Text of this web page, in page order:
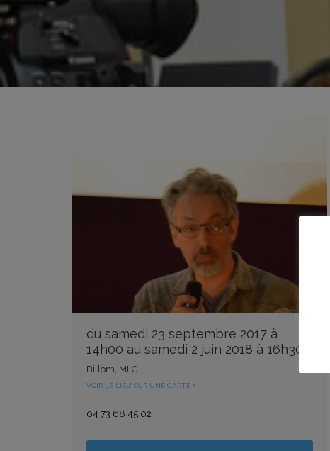
du samedi 23 septembre 2017 à
14h00 au samedi 2 juin 2018 à 16h30
Billom, MLC
VOIR LE LIEU SUR UNE CARTE
04 73 68 45 02